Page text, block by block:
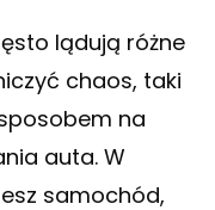
lądują różne
chaos, taki
na
auta. W
samochód,